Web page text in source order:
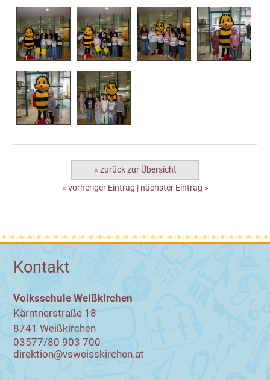
« zurück zur Übersicht
« vorheriger Eintrag | nächster Eintrag »
Kontakt
Volksschule Weißkirchen
Kärntnerstraße 18
8741 Weißkirchen
03577/80 903 700
direktion@vsweisskirchen.at